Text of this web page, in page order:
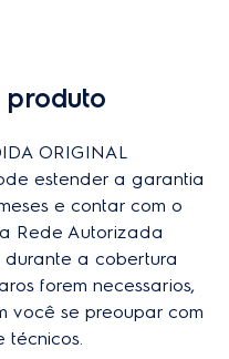
produto
ORIGINAL
estender a garantia
e contar com o
Rede Autorizada
durante a cobertura
forem necessarios,
você se preoupar com
técnicos.